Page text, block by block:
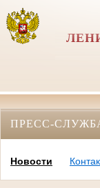
ПРЕСС-
Новости